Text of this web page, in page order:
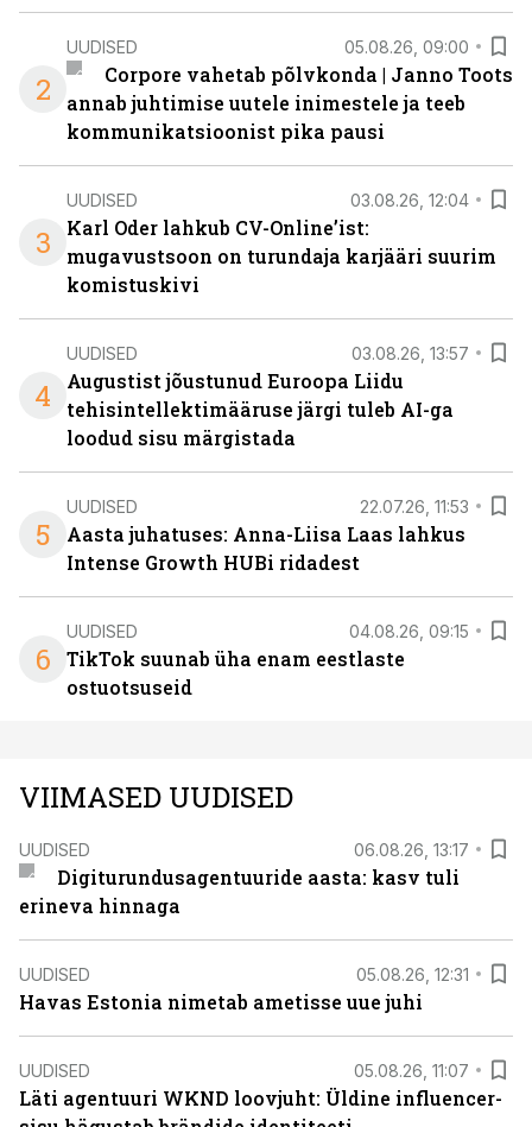
2
UUDISED 05.08.26, 09:00
Corpore vahetab põlvkonda | Janno Toots
annab juhtimise uutele inimestele ja teeb
kommunikatsioonist pika pausi
3
UUDISED 03.08.26, 12:04
Karl Oder lahkub CV-Online’ist:
mugavustsoon on turundaja karjääri suurim
komistuskivi
4
UUDISED 03.08.26, 13:57
Augustist jõustunud Euroopa Liidu
tehisintellektimääruse järgi tuleb AI-ga
loodud sisu märgistada
5
UUDISED 22.07.26, 11:53
Aasta juhatuses: Anna-Liisa Laas lahkus
Intense Growth HUBi ridadest
6
UUDISED 04.08.26, 09:15
TikTok suunab üha enam eestlaste
ostuotsuseid
VIIMASED UUDISED
UUDISED 06.08.26, 13:17
Digiturundusagentuuride aasta: kasv tuli
erineva hinnaga
UUDISED 05.08.26, 12:31
Havas Estonia nimetab ametisse uue juhi
UUDISED 05.08.26, 11:07
Läti agentuuri WKND loovjuht: Üldine influencer-